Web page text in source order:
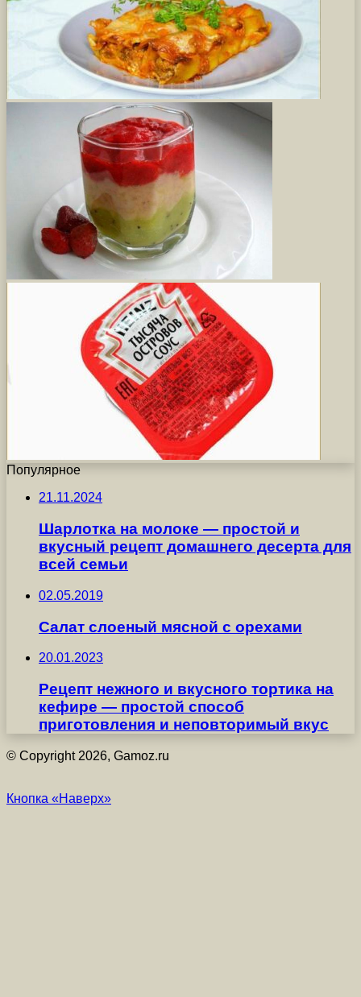
Популярное
21.11.2024
Шарлотка на молоке — простой и
вкусный рецепт домашнего десерта для
всей семьи
02.05.2019
Салат слоеный мясной с орехами
20.01.2023
Рецепт нежного и вкусного тортика на
кефире — простой способ
приготовления и неповторимый вкус
© Copyright 2026, Gamoz.ru
Кнопка «Наверх»